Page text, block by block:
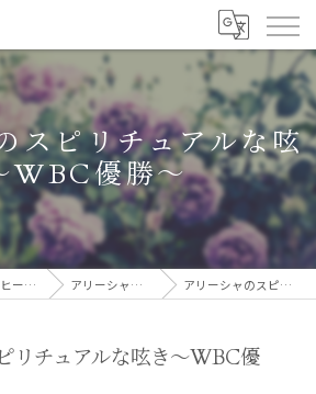
スピリチュアルな呟
WBC優勝〜
群馬のスピリチュアルヒーリングサロンなら実績多数の☆Twin Star☆ アリーシャのスピリチュアルブログ アリーシャのスピリチュアルな呟き〜WBC優勝〜
リチュアルな呟き〜WBC優